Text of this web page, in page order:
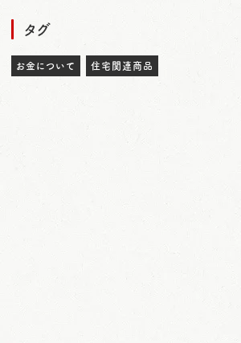
タグ
お金について 住宅関連商品